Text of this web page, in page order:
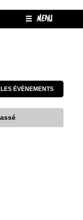
MENU
ÉVÈNEMENTS